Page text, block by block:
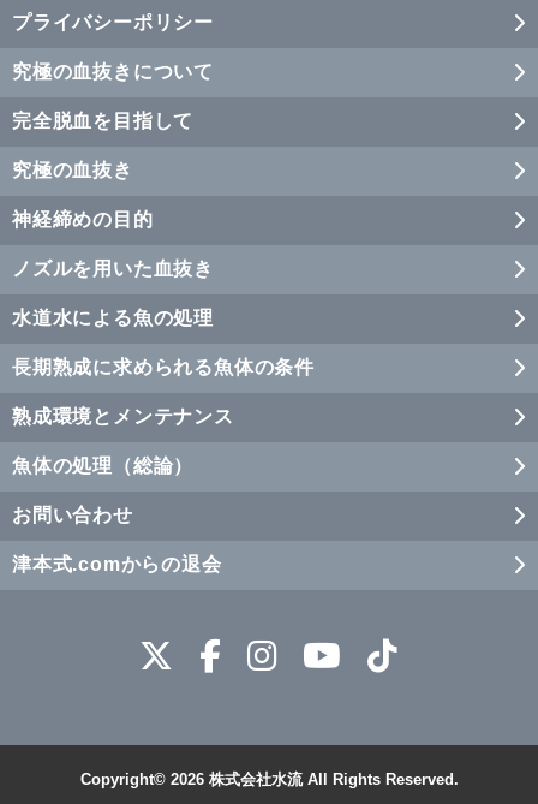
プライバシーポリシー
究極の血抜きについて
完全脱血を目指して
究極の血抜き
神経締めの目的
ノズルを用いた血抜き
水道水による魚の処理
長期熟成に求められる魚体の条件
熟成環境とメンテナンス
魚体の処理（総論）
お問い合わせ
津本式.comからの退会
Copyright© 2026 株式会社水流All Rights Reserved.